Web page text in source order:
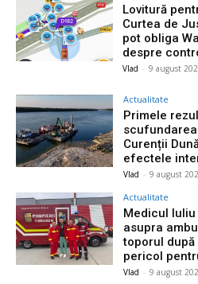
Lovitură
Curtea de
pot obliga
despre
Vlad - 9 august
Actualitate
Primele
Curenții
efectele
Vlad - 9 august
Actualitate
Medicul
asupra
toporul după
pericol
Vlad - 9 august